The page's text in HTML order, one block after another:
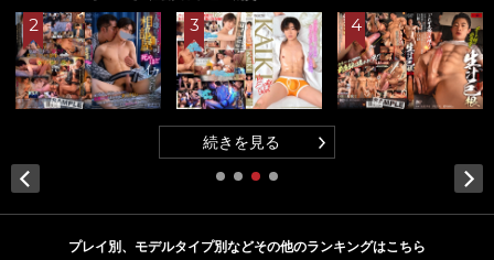
続きを見る
プレイ別、モデルタイプ別などその他のランキングはこちら